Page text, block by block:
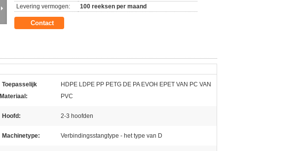
Levering vermogen:
100 reeksen per maand
Contact
Toepasselijk
Materiaal:
HDPE LDPE PP PETG DE PA EVOH EPET VAN PC VAN
PVC
Hoofd: 2-3 hoofden
Machinetype: Verbindingsstangtype - het type van D